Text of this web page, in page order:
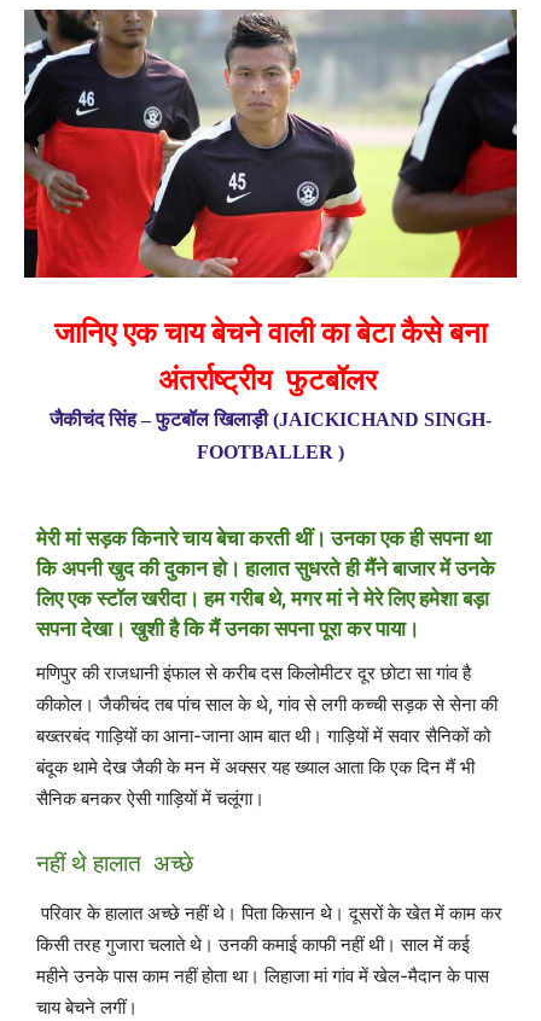
जानिए एक चाय बेचने वाली का बेटा कैसे बना
अंतर्राष्ट्रीय फुटबॉलर
जैकीचंद सिंह – फुटबॉल खिलाड़ी (JAICKICHAND SINGH-
FOOTBALLER )
मेरी मां सड़क किनारे चाय बेचा करती थीं। उनका एक ही सपना था
कि अपनी खुद की दुकान हो। हालात सुधरते ही मैंने बाजार में उनके
लिए एक स्टॉल खरीदा। हम गरीब थे, मगर मां ने मेरे लिए हमेशा बड़ा
सपना देखा। खुशी है कि मैं उनका सपना पूरा कर पाया।
मणिपुर की राजधानी इंफाल से करीब दस किलोमीटर दूर छोटा सा गांव है
कीकोल। जैकीचंद तब पांच साल के थे, गांव से लगी कच्ची सड़क से सेना की
बख्तरबंद गाड़ियों का आना-जाना आम बात थी। गाड़ियों में सवार सैनिकों को
बंदूक थामे देख जैकी के मन में अक्सर यह ख्याल आता कि एक दिन मैं भी
सैनिक बनकर ऐसी गाड़ियों में चलूंगा।
नहीं थे हालात अच्छे
परिवार के हालात अच्छे नहीं थे। पिता किसान थे। दूसरों के खेत में काम कर
किसी तरह गुजारा चलाते थे। उनकी कमाई काफी नहीं थी। साल में कई
महीने उनके पास काम नहीं होता था। लिहाजा मां गांव में खेल-मैदान के पास
चाय बेचने लगीं।